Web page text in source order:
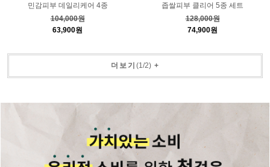
민감피부 데일리케어 4종
104,000원
63,900원
좁쌀피부 클리어 5종 세트
128,000원
74,900원
더보기 (1 /2)+